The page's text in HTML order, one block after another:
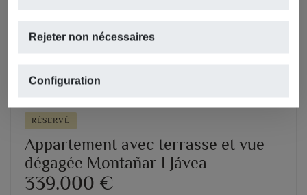
Rejeter non nécessaires
Configuration
RÉSERVÉ
Appartement avec terrasse et vue
dégagée Montañar I Jávea
339.000 €